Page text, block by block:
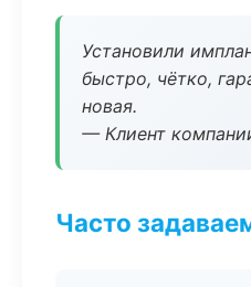
Установили
быстро, чётко,
новая.
— Клиент
Часто